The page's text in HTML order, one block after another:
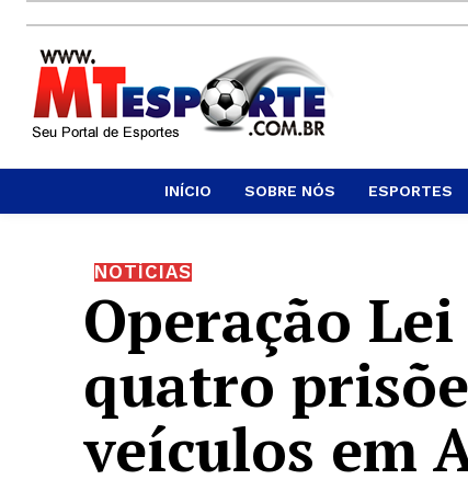
INÍCIO SOBRE NÓS ESPORTES
NOTÍCIAS
Operação
quatro
veículos em